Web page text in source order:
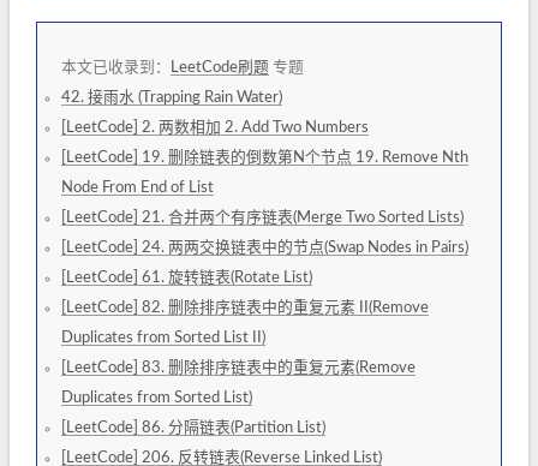
本文已收录到： LeetCode刷题 专题
42. 接雨水 (Trapping Rain Water)
[LeetCode] 2. 两数相加 2. Add Two Numbers
[LeetCode] 19. 删除链表的倒数第N个节点 19. Remove Nth
Node From End of List
[LeetCode] 21. 合并两个有序链表(Merge Two Sorted Lists)
[LeetCode] 24. 两两交换链表中的节点(Swap Nodes in Pairs)
[LeetCode] 61. 旋转链表(Rotate List)
[LeetCode] 82. 删除排序链表中的重复元素 II(Remove
Duplicates from Sorted List II)
[LeetCode] 83. 删除排序链表中的重复元素(Remove
Duplicates from Sorted List)
[LeetCode] 86. 分隔链表(Partition List)
[LeetCode] 206. 反转链表(Reverse Linked List)